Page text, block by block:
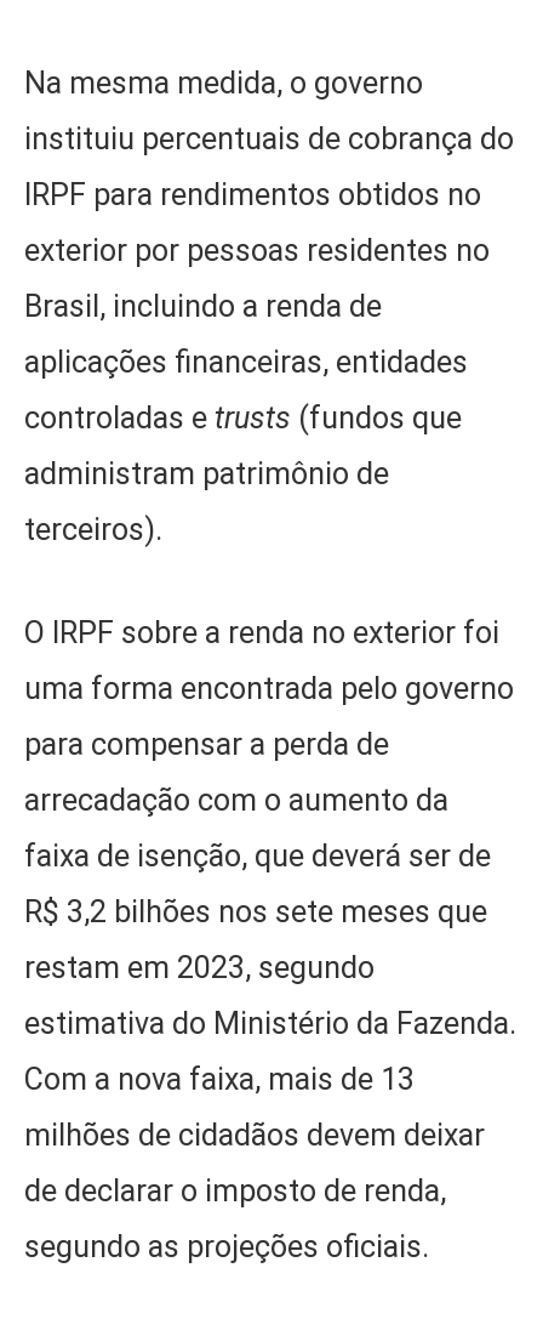
Na mesma medida, o governo
instituiu percentuais de cobrança do
IRPF para rendimentos obtidos no
exterior por pessoas residentes no
Brasil, incluindo a renda de
aplicações financeiras, entidades
controladas e trusts (fundos que
administram patrimônio de
terceiros).
O IRPF sobre a renda no exterior foi
uma forma encontrada pelo governo
para compensar a perda de
arrecadação com o aumento da
faixa de isenção, que deverá ser de
R$ 3,2 bilhões nos sete meses que
restam em 2023, segundo
estimativa do Ministério da Fazenda.
Com a nova faixa, mais de 13
milhões de cidadãos devem deixar
de declarar o imposto de renda,
segundo as projeções oficiais.